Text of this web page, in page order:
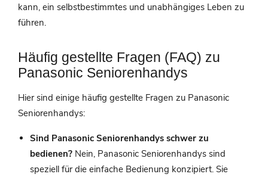
kann, ein selbstbestimmtes und unabhängiges Leben zu
führen.
Häufig gestellte Fragen (FAQ) zu
Panasonic Seniorenhandys
Hier sind einige häufig gestellte Fragen zu Panasonic
Seniorenhandys:
Sind Panasonic Seniorenhandys schwer zu
bedienen? Nein, Panasonic Seniorenhandys sind
speziell für die einfache Bedienung konzipiert. Sie